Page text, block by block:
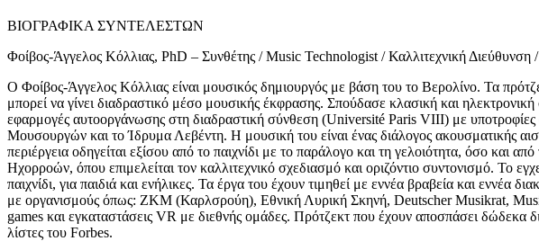
ΒΙΟΓΡΑΦΙΚΑ ΣΥΝΤΕΛΕΣΤΩΝ
Φοίβος-Άγγελος Κόλλιας, PhD – Συνθέτης / Music Technologist / Καλλιτεχνική Διεύθυνση
Ο Φοίβος-Άγγελος Κόλλιας είναι μουσικός δημιουργός με βάση του το Βερολίνο. Τα
μπορεί να γίνει διαδραστικό μέσο μουσικής έκφρασης. Σπούδασε κλασική και
εφαρμογές αυτοοργάνωσης στη διαδραστική σύνθεση (Université Paris VIII) με
Μουσουργών και το Ίδρυμα Λεβέντη. Η μουσική του είναι ένας διάλογος ακουσματικής
περιέργεια οδηγείται εξίσου από το παιχνίδι με το παράλογο και τη γελοιότητα, όσο και
Ηχορροών, όπου επιμελείται τον καλλιτεχνικό σχεδιασμό και οριζόντιο συντονισμό. Το
παιχνίδι, για παιδιά και ενήλικες. Τα έργα του έχουν τιμηθεί με εννέα βραβεία και
με οργανισμούς όπως: ZKM (Καρλσρούη), Εθνική Λυρική Σκηνή, Deutscher Musikrat,
games και εγκαταστάσεις VR με διεθνής ομάδες. Πρότζεκτ που έχουν αποσπάσει
λίστες του Forbes.